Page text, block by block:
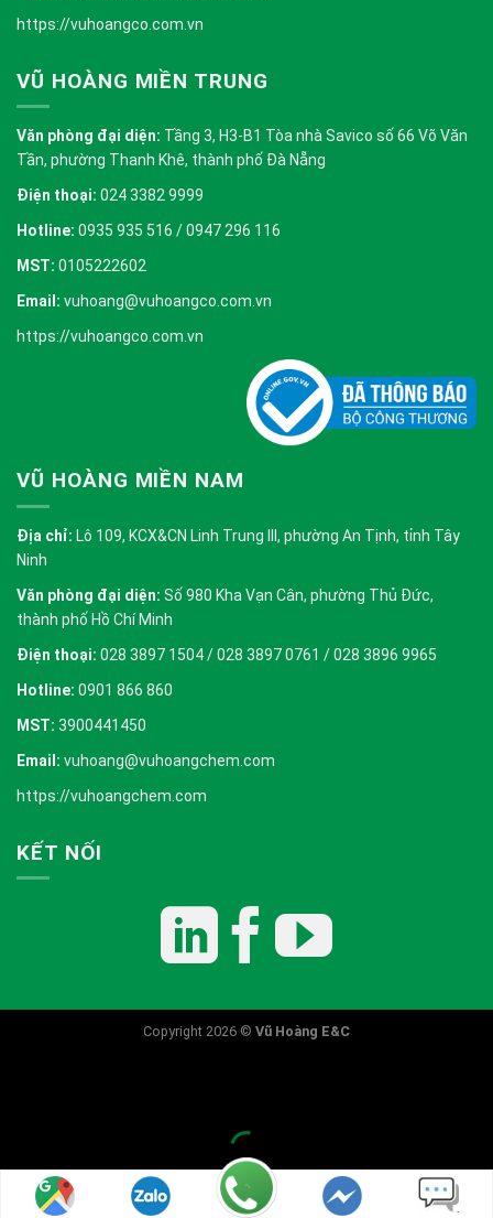
https://vuhoangco.com.vn
VŨ HOÀNG MIỀN TRUNG
Văn phòng đại diện: Tầng 3, H3-B1 Tòa nhà Savico số 66 Võ Văn
Tần, phường Thanh Khê, thành phố Đà Nẵng
Điện thoại: 024 3382 9999
Hotline: 0935 935 516 / 0947 296 116
MST: 0105222602
Email: vuhoang@vuhoangco.com.vn
https://vuhoangco.com.vn
VŨ HOÀNG MIỀN NAM
Địa chỉ: Lô 109, KCX&CN Linh Trung III, phường An Tịnh, tỉnh Tây
Ninh
Văn phòng đại diện: Số 980 Kha Vạn Cân, phường Thủ Đức,
thành phố Hồ Chí Minh
Điện thoại: 028 3897 1504 / 028 3897 0761 / 028 3896 9965
Hotline: 0901 866 860
MST: 3900441450
Email: vuhoang@vuhoangchem.com
https://vuhoangchem.com
KẾT NỐI
Copyright 2026 © Vũ Hoàng E&C